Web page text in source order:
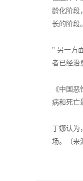
龄化阶段
长的阶段
" 另一方
者已经治
《中国
病和死亡
丁娜认为
场。（来